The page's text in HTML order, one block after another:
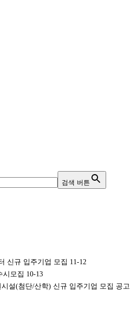
검색 버튼
신규 입주기업 모집 11-12
시모집 10-13
설(첨단/산학) 신규 입주기업 모집 공고